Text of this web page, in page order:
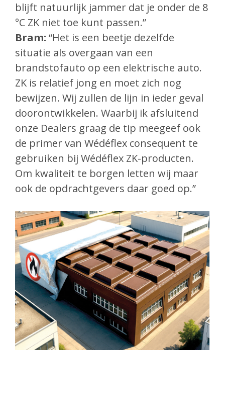
blijft natuurlijk jammer dat je onder de 8
°C ZK niet toe kunt passen.”
Bram: “Het is een beetje dezelfde
situatie als overgaan van een
brandstofauto op een elektrische auto.
ZK is relatief jong en moet zich nog
bewijzen. Wij zullen de lijn in ieder geval
doorontwikkelen. Waarbij ik afsluitend
onze Dealers graag de tip meegeef ook
de primer van Wédéflex consequent te
gebruiken bij Wédéflex ZK-producten.
Om kwaliteit te borgen letten wij maar
ook de opdrachtgevers daar goed op.”